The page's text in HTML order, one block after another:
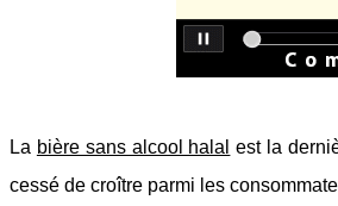
La bière sans alcool halal est la
cessé de croître parmi les